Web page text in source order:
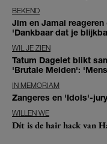
BEKEND
Jim en Jamai
'Dankbaar dat je
WIL JE ZIEN
Tatum Dagelet blikt
'Brutale Meiden':
IN MEMORIAM
Zangeres en 'Idols'-
WILLEN WE
Dít is de hair hack van